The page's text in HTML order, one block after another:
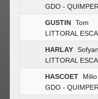
GDO -
GUSTIN Tom
LITTORAL
HARLAY Sofyan
LITTORAL
HASCOET
Milio
GDO -